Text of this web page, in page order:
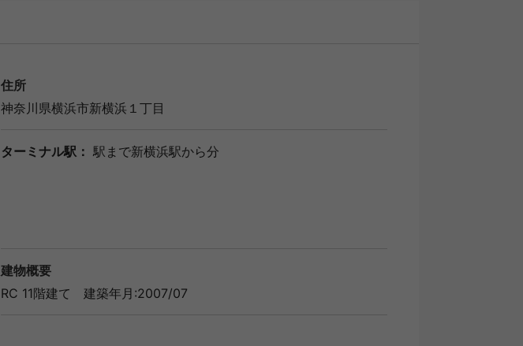
住所
神奈川県横浜市新横浜１丁目
ターミナル駅： 駅まで新横浜駅から分
建物概要
RC 11階建て
建築年月:2007/07